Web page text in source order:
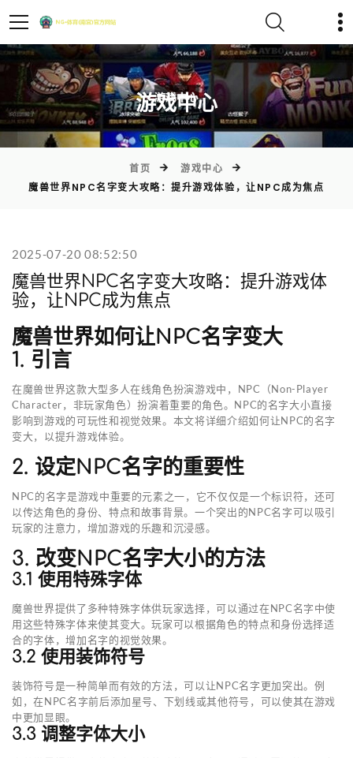
)
游戏中心
首页
游戏中心
魔兽世界NPC名字变大攻略：提升游戏体验，让NPC成为焦点
2025-07-20 08:52:50
魔兽世界NPC名字变大攻略：提升游戏体
验，让NPC成为焦点
魔兽世界如何让NPC名字变大
1. 引言
在魔兽世界这款大型多人在线角色扮演游戏中，NPC（Non-Player
Character，非玩家角色）扮演着重要的角色。NPC的名字大小直接
影响到游戏的可玩性和视觉效果。本文将详细介绍如何让NPC的名字
变大，以提升游戏体验。
2. 设定NPC名字的重要性
NPC的名字是游戏中重要的元素之一，它不仅仅是一个标识符，还可
以传达角色的身份、特点和故事背景。一个突出的NPC名字可以吸引
玩家的注意力，增加游戏的乐趣和沉浸感。
3. 改变NPC名字大小的方法
3.1 使用特殊字体
魔兽世界提供了多种特殊字体供玩家选择，可以通过在NPC名字中使
用这些特殊字体来使其变大。玩家可以根据角色的特点和身份选择适
合的字体，增加名字的视觉效果。
3.2 使用装饰符号
装饰符号是一种简单而有效的方法，可以让NPC名字更加突出。例
如，在NPC名字前后添加星号、下划线或其他符号，可以使其在游戏
中更加显眼。
3.3 调整字体大小